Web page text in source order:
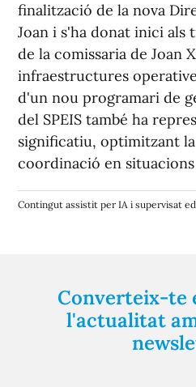
finalització de la nova
Joan i s'ha donat inici als
de la comissaria de Joan
infraestructures
d'un nou programari de
del SPEIS també ha
significatiu, optimitzant
coordinació en
Contingut assistit per IA i supervisat
Converteix-te
l'actualitat